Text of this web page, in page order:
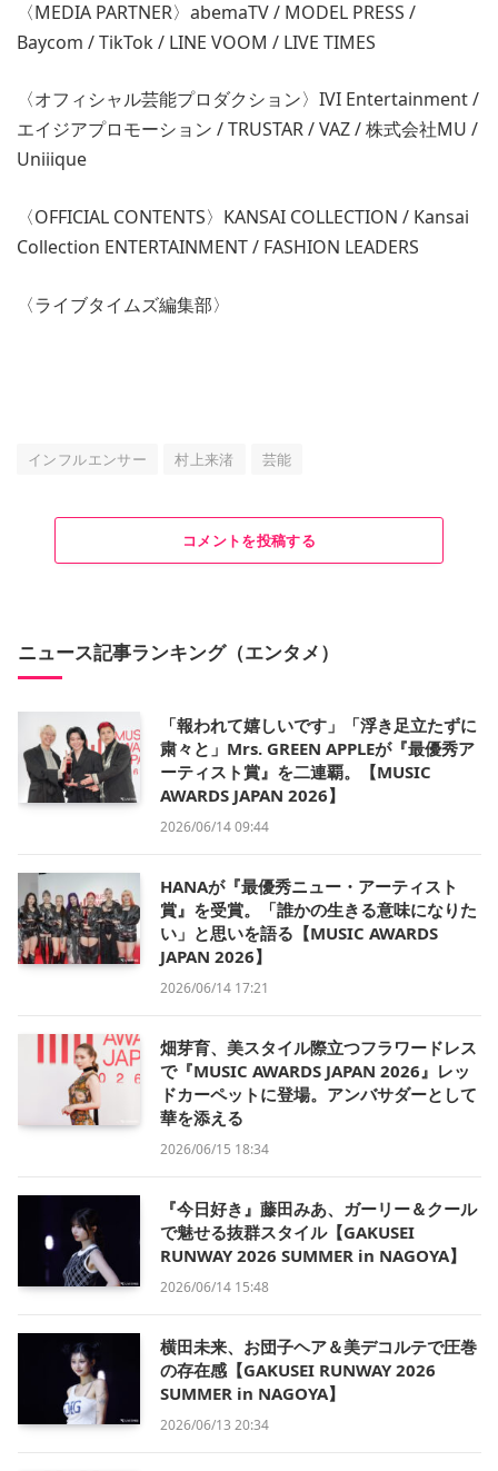
〈MEDIA PARTNER〉abemaTV / MODEL PRESS /
Baycom / TikTok / LINE VOOM / LIVE TIMES
〈オフィシャル芸能プロダクション〉IVI Entertainment /
エイジアプロモーション / TRUSTAR / VAZ / 株式会社MU /
Uniiique
〈OFFICIAL CONTENTS〉KANSAI COLLECTION / Kansai
Collection ENTERTAINMENT / FASHION LEADERS
〈ライブタイムズ編集部〉
インフルエンサー 村上来渚 芸能
コメントを投稿する
ニュース記事ランキング（エンタメ）
「報われて嬉しいです」「浮き足立たずに
粛々と」Mrs. GREEN APPLEが『最優秀ア
ーティスト賞』を二連覇。【MUSIC
AWARDS JAPAN 2026】
2026/06/14 09:44
HANAが『最優秀ニュー・アーティスト
賞』を受賞。「誰かの生きる意味になりた
い」と思いを語る【MUSIC AWARDS
JAPAN 2026】
2026/06/14 17:21
畑芽育、美スタイル際立つフラワードレス
で『MUSIC AWARDS JAPAN 2026』レッ
ドカーペットに登場。アンバサダーとして
華を添える
2026/06/15 18:34
『今日好き』藤田みあ、ガーリー＆クール
で魅せる抜群スタイル【GAKUSEI
RUNWAY 2026 SUMMER in NAGOYA】
2026/06/14 15:48
横田未来、お団子ヘア＆美デコルテで圧巻
の存在感【GAKUSEI RUNWAY 2026
SUMMER in NAGOYA】
2026/06/13 20:34